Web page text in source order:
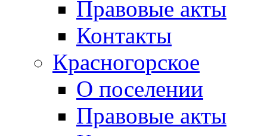
Правовые акты
Контакты
Красногорское
О поселении
Правовые акты